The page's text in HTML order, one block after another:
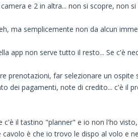
e 2 in altra... non si scopre, non
ma semplicemente non da alcun
app non serve tutto il resto... Se c'è
prenotazioni, far selezionare un
dei pagamenti, note di credito... c'è
il tastino "planner" e io non l'ho
è che io trovo le dispo al volo e